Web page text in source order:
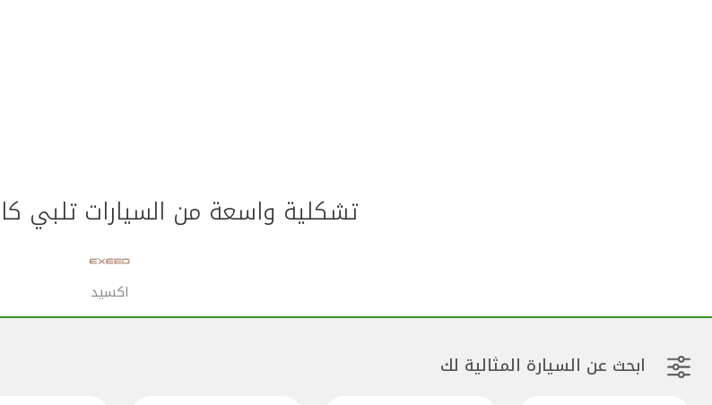
تشكلية واسعة من السيارات تلبي
اكسيد
ابحث عن السيارة المثالية لك